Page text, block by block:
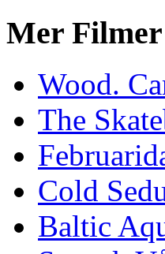
Mer Filmer
Wood.
The
Cold
Baltic